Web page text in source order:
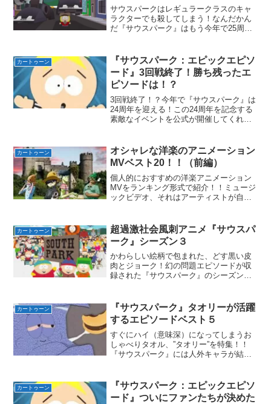
サウスパークはレギュラークラスのキャ
ラクターでも殺してしまう！なんだかん
だ『サウスパーク』はもう今年で25周
ないキャラが結構いる。今出ていないキ
ャラは大体殺されている・...
カートゥーン
『サウスパーク：エピックエピソ
ード』3回戦終了！勝ち残ったエ
ピソードは！？
3回戦終了！？今年で『サウスパーク』は
24周年を迎える！この24周年を記念する
素敵なイベントを公式が開催してくれ
ウスパーク』で人気のあるエピソード64
個から、どのエ...
カートゥーン
オシャレな洋楽のアニメーション
MVベスト20！！（前編）
個人的におすすめの洋楽アニメーション
MVをランキング形式で紹介！！ミュージ
ックビデオ、それはアーティストが自分
一説によればQueenの『Bohemian
Rhapsod...
カートゥーン
超過激社会風刺アニメ『サウスパ
ーク』シーズン３
かわらしい絵柄で包まれた、どす黒い皮
肉とジョーク！幻の問題エピソードが収
録された『サウスパーク』のシーズン３
タ・ブラックジョーク・社会風刺満載の
過激なアニ...
カートゥーン
『サウスパーク』タオリーが活躍
するエピソードベスト５
すぐにハイ（意味深）になってしまうお
しゃべりタオル、”タオリー”を特集！！
『サウスパーク』には人外キャラが結構
期は多かった。その中でも割と人気があ
るタオリーがメイン...
カートゥーン
『サウスパーク：エピックエピソ
ード』ついにファンたちが決めた